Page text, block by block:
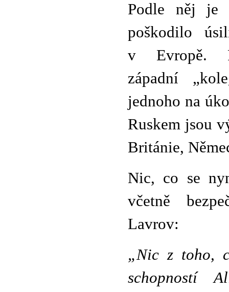
Podle něj je
poškodilo
v Evropě.
západní
jednoho na
Ruskem jsou
Británie,
Nic, co se
včetně
Lavrov:
„Nic z toho,
schopností